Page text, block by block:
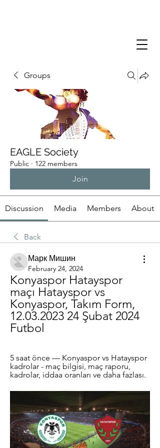
Groups
EAGLE Society
Public · 122 members
Join
Discussion Media Members About
Back
Марк Мишин
February 24, 2024
Konyaspor Hatayspor
maçı Hatayspor vs
Konyaspor, Takım Form,
12.03.2023 24 Şubat 2024
Futbol
5 saat önce — Konyaspor vs Hatayspor
kadrolar - maç bilgisi, maç raporu,
kadrolar, iddaa oranları ve daha fazlası.